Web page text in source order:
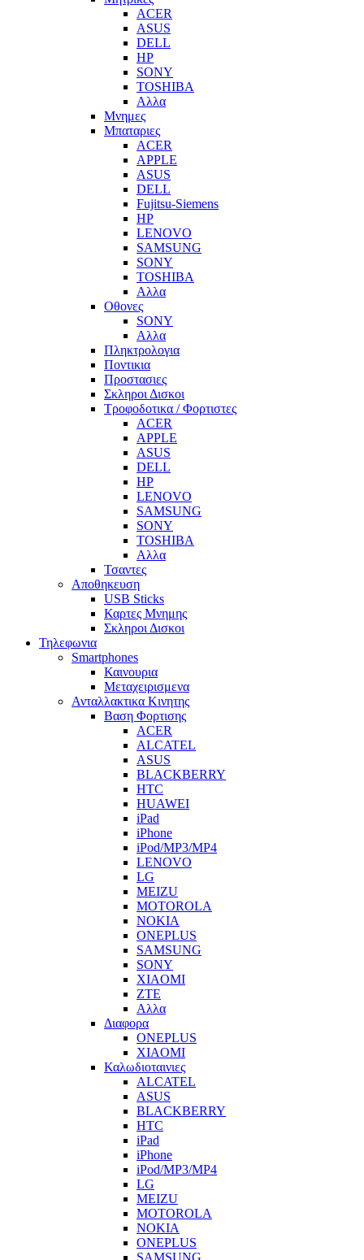
ACER
ASUS
DELL
HP
SONY
TOSHIBA
Αλλα
Μνημες
Μπαταριες
ACER
APPLE
ASUS
DELL
Fujitsu-Siemens
HP
LENOVO
SAMSUNG
SONY
TOSHIBA
Αλλα
Οθονες
SONY
Αλλα
Πληκτρολογια
Ποντικια
Προστασιες
Σκληροι Δισκοι
Τροφοδοτικα / Φορτιστες
ACER
APPLE
ASUS
DELL
HP
LENOVO
SAMSUNG
SONY
TOSHIBA
Αλλα
Τσαντες
Αποθηκευση
USB Sticks
Καρτες Μνημης
Σκληροι Δισκοι
Τηλεφωνια
Smartphones
Καινουρια
Μεταχειρισμενα
Ανταλλακτικα Κινητης
Βαση Φορτισης
ACER
ALCATEL
ASUS
BLACKBERRY
HTC
HUAWEI
iPad
iPhone
iPod/MP3/MP4
LENOVO
LG
MEIZU
MOTOROLA
NOKIA
ONEPLUS
SAMSUNG
SONY
XIAOMI
ZTE
Αλλα
Διαφορα
ONEPLUS
XIAOMI
Καλωδιοταινιες
ALCATEL
ASUS
BLACKBERRY
HTC
iPad
iPhone
iPod/MP3/MP4
LG
MEIZU
MOTOROLA
NOKIA
ONEPLUS
SAMSUNG